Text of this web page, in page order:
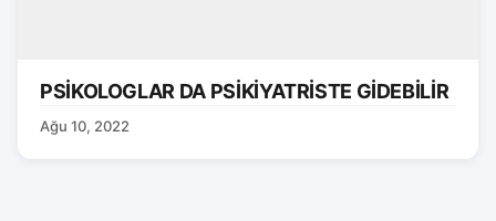
PSİKOLOGLAR DA PSİKİYATRİSTE GİDEBİLİR
Ağu 10, 2022